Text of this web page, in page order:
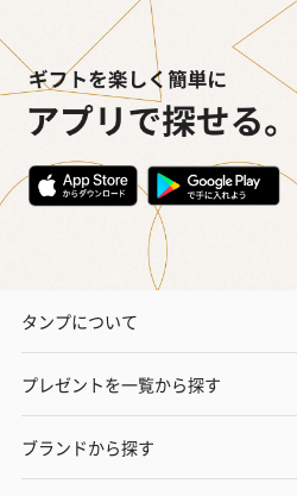
タンプについて
プレゼントを一覧から探す
ブランドから探す